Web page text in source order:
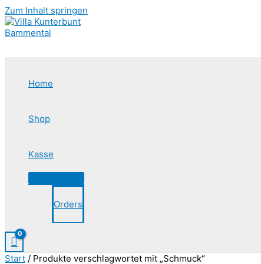
Zum Inhalt springen
Home
Shop
Kasse
Orders
Start / Produkte verschlagwortet mit „Schmuck“